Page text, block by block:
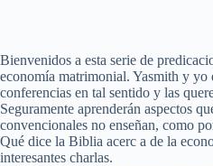
Bienvenidos a esta serie de
economía matrimonial. Yasmith y yo
conferencias en tal sentido y las
Seguramente aprenderán aspectos
convencionales no enseñan, como
Qué dice la Biblia acerc a de la
interesantes charlas.